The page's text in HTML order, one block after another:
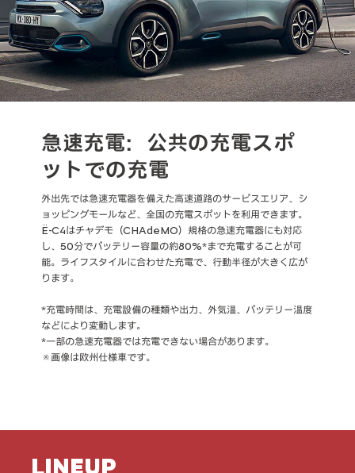
急速充電：公共の充電スポ
ットでの充電
外出先では急速充電器を備えた高速道路のサービスエリア、シ
ョッピングモールなど、全国の充電スポットを利用できます。
Ë-C4はチャデモ（CHAdeMO）規格の急速充電器にも対応
し、50分でバッテリー容量の約80%*まで充電することが可
能。ライフスタイルに合わせた充電で、行動半径が大きく広が
ります。
*充電時間は、充電設備の種類や出力、外気温、バッテリー温度
などにより変動します。
*一部の急速充電器では充電できない場合があります。
※画像は欧州仕様車です。
LINEUP